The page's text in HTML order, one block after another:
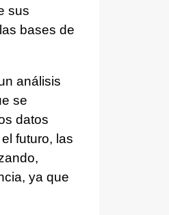
sus
bases de
análisis
se
datos
futuro, las
ya que